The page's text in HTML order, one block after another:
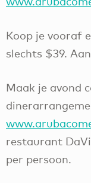
Koop je vooraf
slechts $39.
Maak je avond
restaurant
per persoon.